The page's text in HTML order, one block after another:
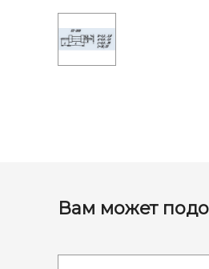
Вам может